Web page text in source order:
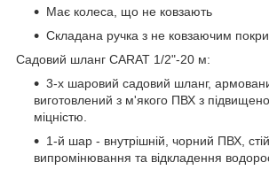
Має колеса, що не ковзають
Складана ручка з не ковзаючим
Садовий шланг CARAT 1/2"-20 м:
3-х шаровий садовий шланг,
виготовлений з м'якого ПВХ з
міцністю.
1-й шар - внутрішній, чорний ПВХ,
випромінювання та відкладення